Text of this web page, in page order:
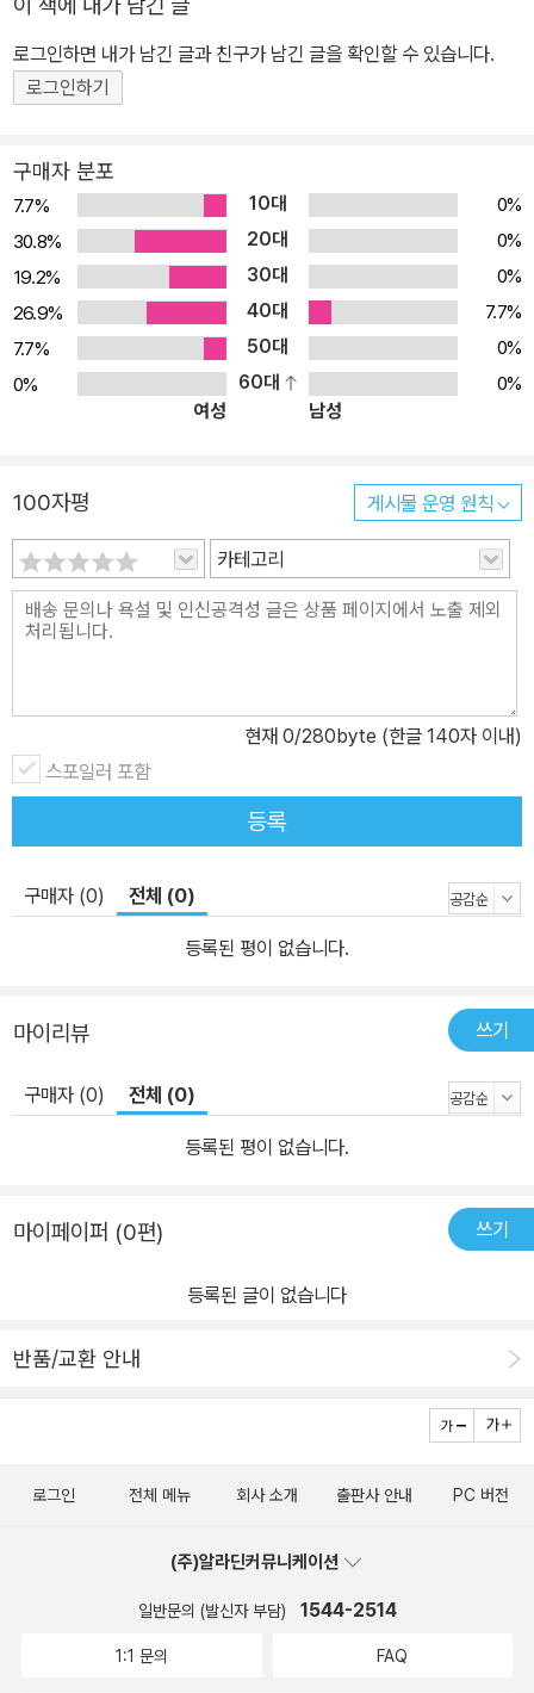
이 책에 내가 남긴 글
로그인하면 내가 남긴 글과 친구가 남긴 글을 확인할 수 있습니다.
로그인하기
구매자 분포
7.7% 10대
0%
30.8%
20대
0%
19.2%
30대
0%
26.9%
40대
7.7%
7.7%
50대
0%
0%
60대
0%
여성
남성
100자평 게시물 운영 원칙
카테고리
현재 0/280byte (한글 140자 이내)
스포일러 포함
등록
구매자 (0) 전체 (0)
등록된 평이 없습니다.
마이리뷰 쓰기
구매자 (0) 전체 (0)
등록된 평이 없습니다.
마이페이퍼 (0편) 쓰기
등록된 글이 없습니다
반품/교환 안내
로그인 전체 메뉴 회사 소개 출판사 안내 PC 버전
(주)알라딘커뮤니케이션
일반문의 (발신자 부담) 1544-2514
1:1 문의 FAQ